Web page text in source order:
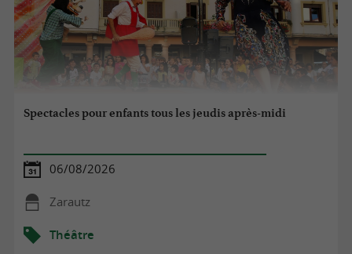
Spectacles pour enfants tous les jeudis après-midi
06/08/2026
Zarautz
Théâtre